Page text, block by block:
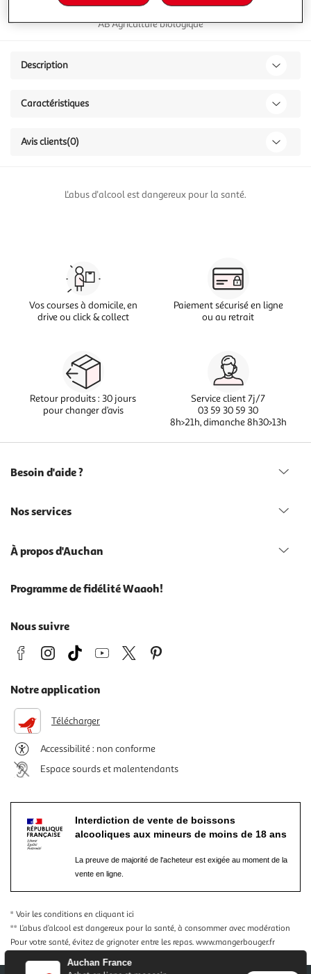
Auchan France
AB Agriculture biologique
Description
Caractéristiques
Avis clients(0)
L'abus d'alcool est dangereux pour la santé.
Vos courses à domicile, en
drive ou click & collect
Paiement sécurisé en ligne
ou au retrait
Retour produits : 30 jours
pour changer d’avis
Service client 7j/7
03 59 30 59 30
8h>21h, dimanche 8h30>13h
Besoin d'aide ?
Nos services
À propos d'Auchan
Programme de fidélité Waaoh!
Nous suivre
Notre application
Télécharger
Accessibilité : non conforme
Espace sourds et malentendants
Interdiction de vente de boissons
alcooliques aux mineurs de moins de 18 ans
La preuve de majorité de l'acheteur est exigée au moment de la
vente en ligne.
* Voir les conditions en cliquant ici
** L’abus d’alcool est dangereux pour la santé, à consommer avec modération
Pour votre santé, évitez de grignoter entre les repas. www.mangerbouger.fr